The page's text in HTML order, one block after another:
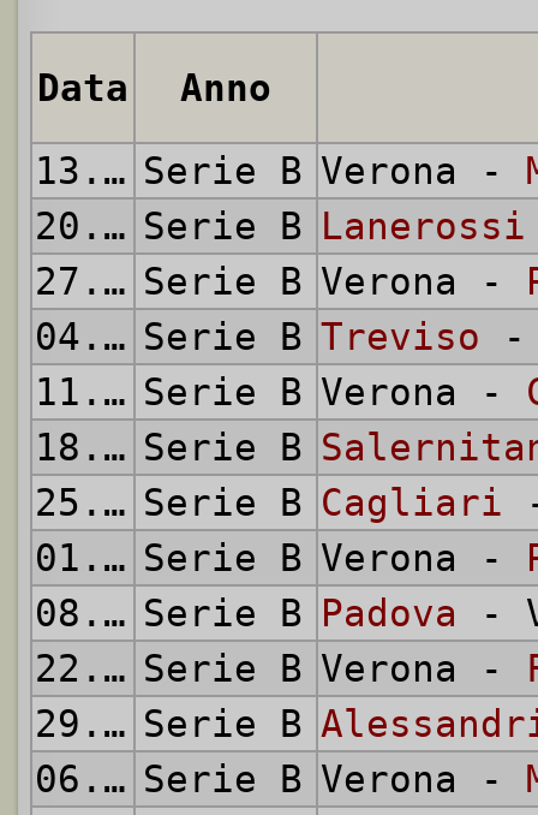
Data Anno
13.09.1953 Serie B Verona -
20.09.1953 Serie B
27.09.1953 Serie B Verona -
04.10.1953 Serie B Treviso -
11.10.1953 Serie B Verona -
18.10.1953 Serie B
25.10.1953 Serie B Cagliari
01.11.1953 Serie B Verona -
08.11.1953 Serie B Padova -
22.11.1953 Serie B Verona -
29.11.1953 Serie B
06.12.1953 Serie B Verona -